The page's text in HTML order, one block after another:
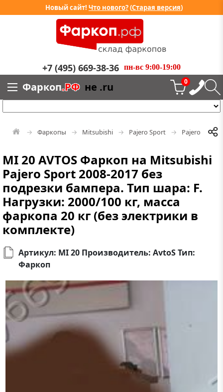
Новый сайт! Что нового?(Старая версия)
+7 (495) 669-38-36 пн-вс 9:00-19:00
Фаркоп.РФ не .ru 0
Фаркопы Mitsubishi Pajero Sport Pajero Sport
MI 20 AVTOS Фаркоп на Mitsubishi
Pajero Sport 2008-2017 без
подрезки бампера. Тип шара: F.
Нагрузки: 2000/100 кг, масса
фаркопа 20 кг (без электрики в
комплекте)
Артикул: MI 20 Производитель: AvtoS Тип:
Фаркоп